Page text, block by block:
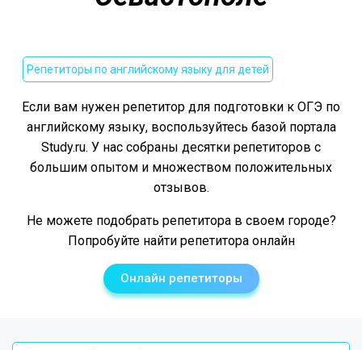
Репетиторы по английскому языку для детей
Если вам нужен репетитор для подготовки к ОГЭ по
английскому языку, воспользуйтесь базой портала
Study.ru. У нас собраны десятки репетиторов с
большим опытом и множеством положительных
отзывов.
Не можете подобрать репетитора в своем городе?
Попробуйте найти репетитора онлайн
Онлайн репетиторы